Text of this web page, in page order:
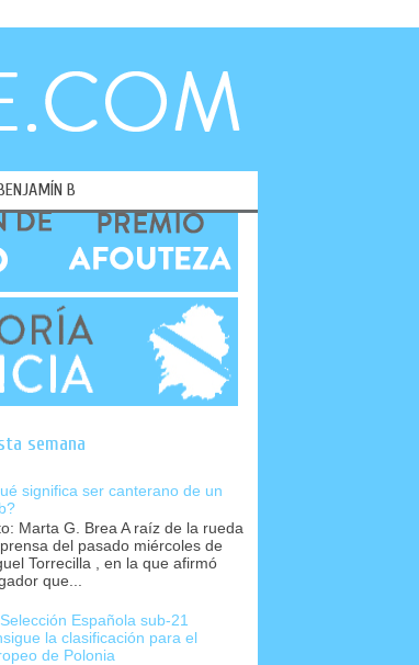
B
semana
significa ser canterano de un
Marta G. Brea A raíz de la rueda
del pasado miércoles de
Torrecilla , en la que afirmó
que...
Española sub-21
la clasificación para el
de Polonia